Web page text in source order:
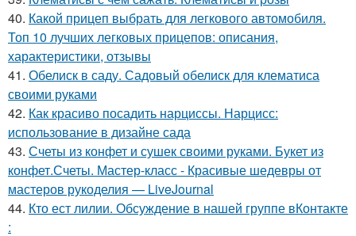
40. Какой прицеп выбрать для легкового автомобиля.
Топ 10 лучших легковых прицепов: описания,
характеристики, отзывы
41. Обелиск в саду. Садовый обелиск для клематиса
своими руками
42. Как красиво посадить нарциссы. Нарцисс:
использование в дизайне сада
43. Счеты из конфет и сушек своими руками. Букет из
конфет.Счеты. Мастер-класс - Красивые шедевры от
мастеров рукоделия — LiveJournal
44. Кто ест лилии. Обсуждение в нашей группе вКонтакте
: